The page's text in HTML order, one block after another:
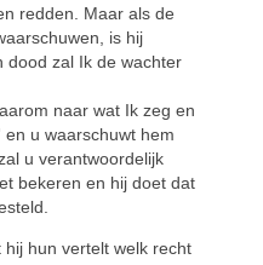
redden. Maar als de
is hij
dood zal Ik de wachter
naar wat Ik zeg en
u waarschuwt hem
u verantwoordelijk
bekeren en hij doet dat
hun vertelt welk recht